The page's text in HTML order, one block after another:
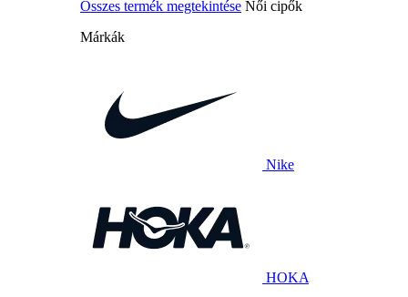
Összes termék megtekintése Női cipők
Márkák
Nike
HOKA